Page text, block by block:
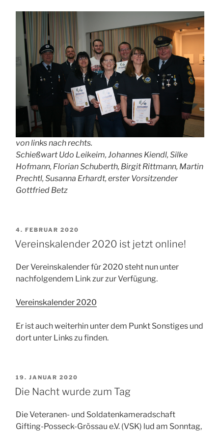
von links nach rechts.
Schießwart Udo Leikeim, Johannes Kiendl, Silke
Hofmann, Florian Schuberth, Birgit Rittmann, Martin
Prechtl, Susanna Erhardt, erster Vorsitzender
Gottfried Betz
VERÖFFENTLICHT
AM
4. FEBRUAR 2020
Vereinskalender 2020 ist jetzt online!
Der Vereinskalender für 2020 steht nun unter
nachfolgendem Link zur zur Verfügung.
Vereinskalender 2020
Er ist auch weiterhin unter dem Punkt Sonstiges und
dort unter Links zu finden.
VERÖFFENTLICHT
AM
19. JANUAR 2020
Die Nacht wurde zum Tag
Die Veteranen- und Soldatenkameradschaft
Gifting-Posseck-Grössau e.V. (VSK) lud am Sonntag,